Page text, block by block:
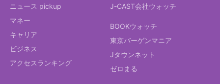
ニュース pickup
マネー
キャリア
ビジネス
アクセスランキング
J-CAST会社ウォッチ
BOOKウォッチ
東京バーゲンマニア
Jタウンネット
ゼロまる